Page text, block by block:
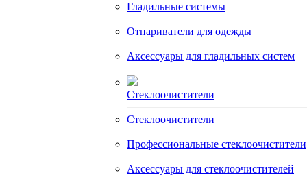
Гладильные системы
Отпариватели для одежды
Аксессуары для гладильных систем
Стеклоочистители
Стеклоочистители
Профессиональные стеклоочистители
Аксессуары для стеклоочистителей